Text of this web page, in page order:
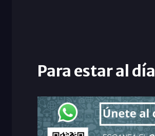
Para estar al día